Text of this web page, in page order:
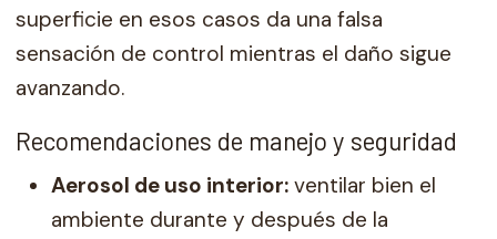
superficie en esos casos da una falsa
sensación de control mientras el daño sigue
avanzando.
Recomendaciones de manejo y seguridad
Aerosol de uso interior: ventilar bien el
ambiente durante y después de la